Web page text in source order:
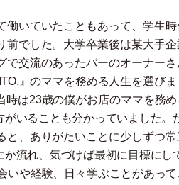
働いていたこともあって、学生
前でした。大学卒業後は某大手
で交流のあったバーのオーナーさ
』のママを務める人生を選び
時は23歳の僕がお店のママを務
いることも分かっていました
と、ありがたいことに少しずつ
流れ、気づけば最初に目標にし
いや経験、日々学ぶことがあっ